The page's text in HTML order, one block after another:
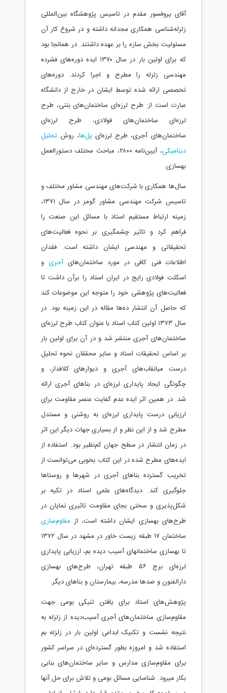
آقای پروفسور مقدم در تاسیس پژوهشگاه بین‌المللی
زلزله‌شناسی همکاری مجدانه داشته و در شروع کار آن
مسئولیت بخش سازه را بر عهده داشتند. در همانجا بود
که برای اولین بار در سال ۱۳۷۰ ایده دوره‌های فشرده
مهندسی زلزله را مطرح و اجرا کردند. دوره‌های
تخصصی ارائه شده توسط ایشان در خارج از دانشگاه
عبارت است از: طرح لرزه‌ای ساختمان‌های بتنی، طرح
لرزه‌ای ساختمان‌های فولادی، طرح لرزه‌ای
ساختمان‌های آجری، طرح لرزه‌ای پل‌ها، روش تحلیل
دینامیکی
، آیین‌نامه ۲۸۰۰، مباحث مختلف دستورالعمل
بهسازی.
سال‌ها همکاری با شرکت‌های مهندسی مشاور مختلف و
تاسیس شرکت مهندسی مشاور گومز در سال ۱۳۷۱،
زمینه ارتباط مستقیم استاد با مسائل این صنعت را
فراهم کرد و تاثیر چشمگیری بر نحوه فعالیت‌های
تحقیقاتی و مهندسی ایشان داشته است. فقدان
اطلاعات فنی کافی در مورد ساختمان‌هایآجریو
اسکلت فولادی رایج در ایران استاد را برآن داشت تا
فعالیت‌های پژوهشی خود را متوجه این موضوعات کند
که حاصل آن انتشار ده‌ها مقاله در این زمینه بود. در
سال ۱۳۷۳ اولین کتاب استاد با عنوان کتاب طرح لرزه‌ای
ساختمان‌های آجری منتشر شد و در آن برای اولین بار
بر اساس تحقیقات استاد و سایر محققان نحوه تحلیل
درست میانقاب‌های آجری و دیوارهای کلافدار، و
چگونگی ایجاد پایداری لرزه‌ای در بناهای آجری ارائه
شد. در همین اثر ایده عدم کفایت عنصر مقاومت برای
ارزیابی درست پایداری لرزه‌ای به روشنی و مستدل
مطرح شد و از این نظر و از بسیاری جهات دیگر این اثر
در زمان انتشار در سطح جهان کم‌نظیر بود. استفاده از
ایده‌های مطرح شده در این کتاب بخوبی می‌توانست از
تخریب گسترده بناهای آجری در شهرها و روستاها
جلوگیری کند. دیدگاه‌های علمی استاد در تکیه بر
شکل‌پذیری و سختی بجای مقاومت تاثیری نمایان در
طرح‌های بهسازی ایشان داشته است، ازمقاوم‌سازی
ساختمان ۱۷ طبقه زیست خاور در مشهد در سال ۱۳۷۲
تا بهسازی ساختمانهای آسیب دیده بم، ارزیابی پایداری
لرزه‌ای برج ۵۶ طبقه تهران، طرح‌های بهسازی
دارالفنون و صدها مدرسه، بیمارستان و بناهای دیگر.
پژوهش‌های استاد برای یافتن تنیکی بومی جهت
مقاوم‌سازی ساختمان‌های آجری آسیب‌دیده از زلزله به
نتیجه نشست و تکنیک ابداعی اولین بار در زلزله بم
استفاده شد و امروزه بطور گسترده‌ای در سراسر کشور
برای مقاوم‌سازی مدارس و سایر ساختمان‌های بنایی
بکار میرود. شناسایی مسائل بومی و تلاش برای حل آنها